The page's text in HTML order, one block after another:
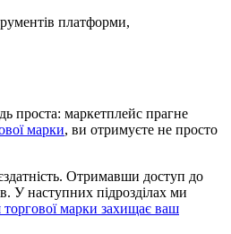
платформи,
проста: маркетплейс прагне
марки, ви отримуєте не просто
Отримавши доступ до
У наступних підрозділах ми
торгової марки захищає ваш